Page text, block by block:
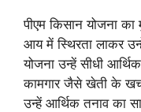
पीएम किसान योजना
आय में स्थिरता लाकर
योजना उन्हें सीधी
कामगार जैसे खेती के
उन्हें आर्थिक तनाव का